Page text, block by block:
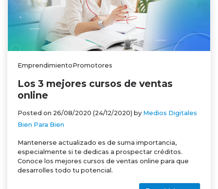
EmprendimientoPromotores
Los 3 mejores cursos de ventas
online
Posted on 26/08/2020 (24/12/2020) by Medios Digitales
Bien Para Bien
Mantenerse actualizado es de suma importancia,
especialmente si te dedicas a prospectar créditos.
Conoce los mejores cursos de ventas online para que
desarrolles todo tu potencial.